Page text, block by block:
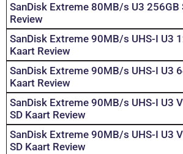
SanDisk Extreme 80MB/s U3 256GB
Review
SanDisk Extreme 90MB/s UHS-I U3
Kaart Review
SanDisk Extreme 90MB/s UHS-I U3
Kaart Review
SanDisk Extreme 90MB/s UHS-I U3
SD Kaart Review
SanDisk Extreme 90MB/s UHS-I U3
SD Kaart Review